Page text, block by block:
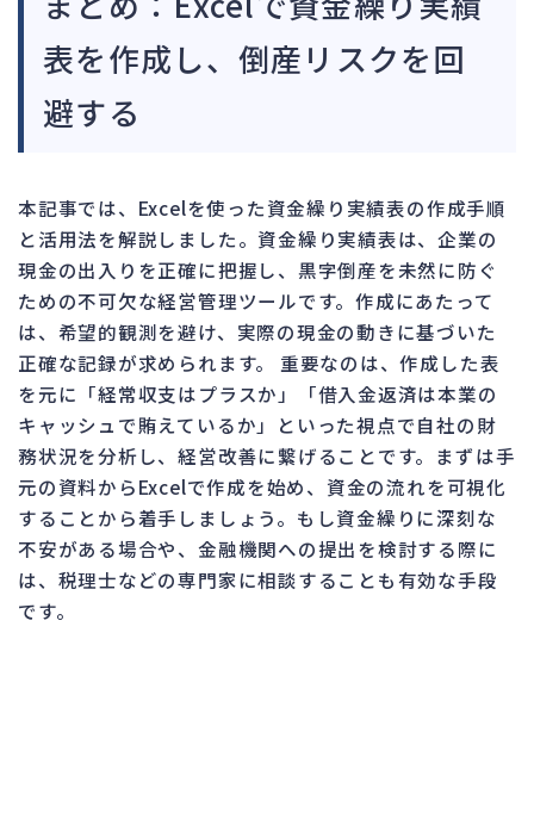
表を作成し、倒産リスクを回
避する
本記事では、Excelを使った資金繰り実績表の作成手順
と活用法を解説しました。資金繰り実績表は、企業の
現金の出入りを正確に把握し、黒字倒産を未然に防ぐ
ための不可欠な経営管理ツールです。作成にあたって
は、希望的観測を避け、実際の現金の動きに基づいた
正確な記録が求められます。 重要なのは、作成した表
を元に「経常収支はプラスか」「借入金返済は本業の
キャッシュで賄えているか」といった視点で自社の財
務状況を分析し、経営改善に繋げることです。まずは手
元の資料からExcelで作成を始め、資金の流れを可視化
することから着手しましょう。もし資金繰りに深刻な
不安がある場合や、金融機関への提出を検討する際に
は、税理士などの専門家に相談することも有効な手段
です。